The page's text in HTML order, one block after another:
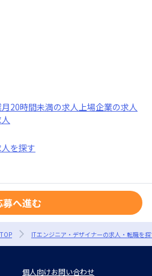
20時間未満の求人上場企業の求人
を探す
募へ進む
ITエンジニア・デザイナーの求人・転職を
個人向けお問い合わせ